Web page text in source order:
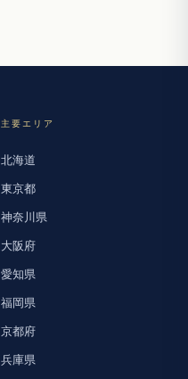
主要エリア
北海道
東京都
神奈川県
大阪府
愛知県
福岡県
京都府
兵庫県